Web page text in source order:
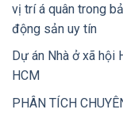
vị trí á quân trong
động sản uy tín
Dự án Nhà ở xã hội
HCM
PHÂN TÍCH